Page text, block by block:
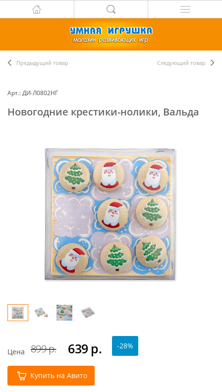
Предыдущий товар Следующий товар
Арт.: ДИ-Л0802НГ
Новогодние крестики-нолики, Вальда
Цена 899 р. 639 р. -28%
Купить на Авито